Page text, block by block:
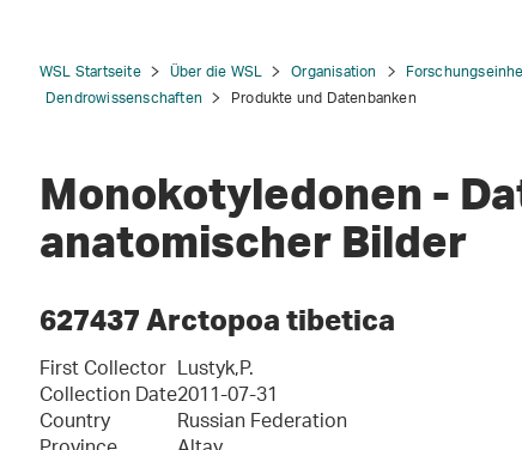
WSL Startseite Über die WSL Organisation
Dendrowissenschaften
Produkte und Datenbanken
Monokotyledonen -
anatomischer Bilder
627437 Arctopoa tibetica
First Collector Lustyk,P.
Collection Date2011-07-31
Country Russian Federation